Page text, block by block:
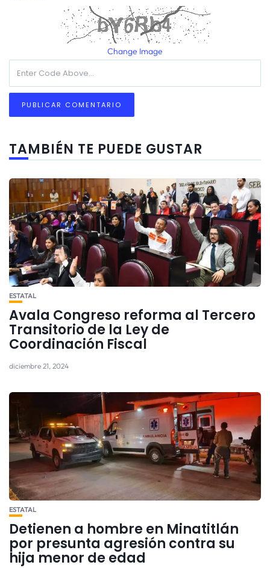
Change Image
TAMBIÉN TE PUEDE GUSTAR
ESTATAL
Avala Congreso reforma al Tercero
Transitorio de la Ley de
Coordinación Fiscal
diciembre 21, 2024
ESTATAL
Detienen a hombre en Minatitlán
por presunta agresión contra su
hija menor de edad